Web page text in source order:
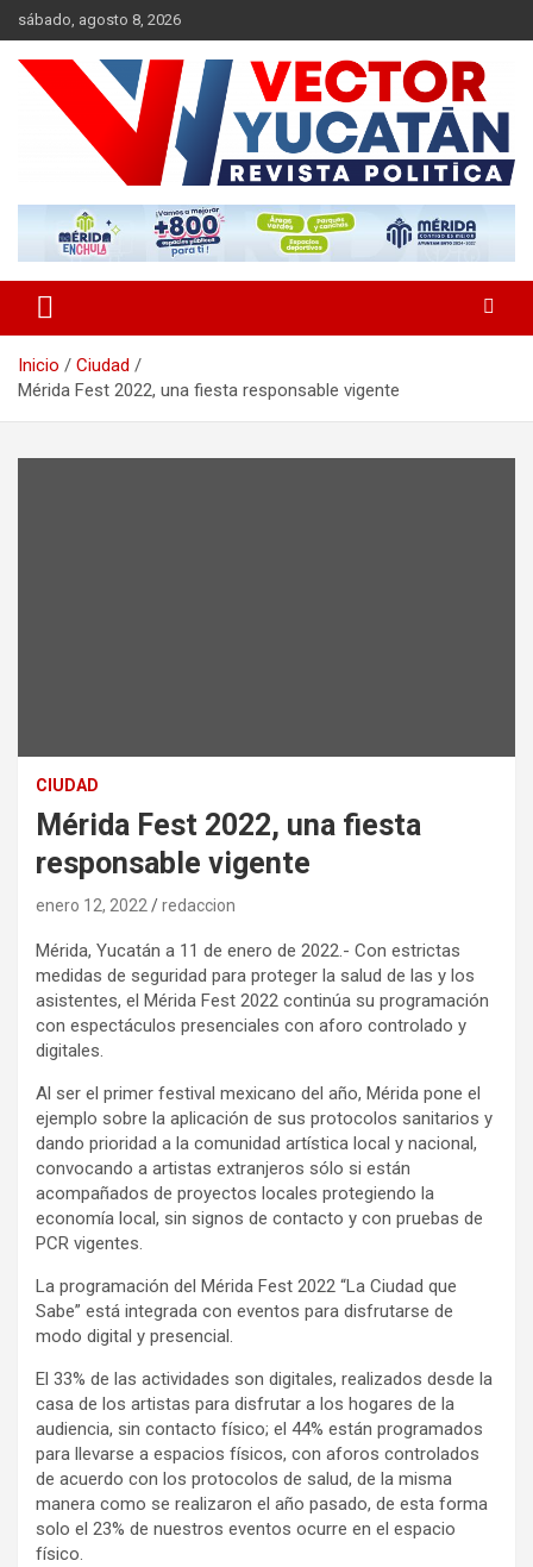
Saltar
al
contenido
sábado, agosto 8, 2026
Vector Yucatán
Inicio
Ciudad
Mérida Fest 2022, una fiesta responsable vigente
CIUDAD
Mérida Fest 2022, una fiesta
responsable vigente
enero 12, 2022 redaccion
Mérida, Yucatán a 11 de enero de 2022.- Con estrictas
medidas de seguridad para proteger la salud de las y los
asistentes, el Mérida Fest 2022 continúa su programación
con espectáculos presenciales con aforo controlado y
digitales.
Al ser el primer festival mexicano del año, Mérida pone el
ejemplo sobre la aplicación de sus protocolos sanitarios y
dando prioridad a la comunidad artística local y nacional,
convocando a artistas extranjeros sólo si están
acompañados de proyectos locales protegiendo la
economía local, sin signos de contacto y con pruebas de
PCR vigentes.
La programación del Mérida Fest 2022 “La Ciudad que
Sabe” está integrada con eventos para disfrutarse de
modo digital y presencial.
El 33% de las actividades son digitales, realizados desde la
casa de los artistas para disfrutar a los hogares de la
audiencia, sin contacto físico; el 44% están programados
para llevarse a espacios físicos, con aforos controlados
de acuerdo con los protocolos de salud, de la misma
manera como se realizaron el año pasado, de esta forma
solo el 23% de nuestros eventos ocurre en el espacio
físico.